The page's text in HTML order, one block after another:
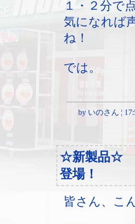
１・２分で
気になれば
ね！
では。
by いのさん ¦
☆新製品☆
登場！
皆さん、こ